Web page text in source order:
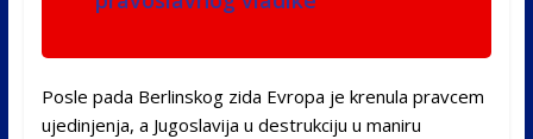
Posle pada Berlinskog zida Evropa je krenula pravcem
ujedinjenja, a Jugoslavija u destrukciju u maniru